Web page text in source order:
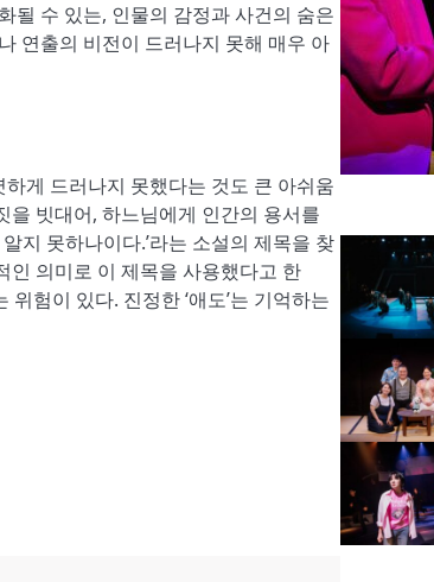
될 수 있는, 인물의 감정과 사건의 숨은
연출의 비전이 드러나지 못해 매우 아
게 드러나지 못했다는 것도 큰 아쉬움
을 빗대어, 하느님에게 인간의 용서를
지 못하나이다.’라는 소설의 제목을 찾
인 의미로 이 제목을 사용했다고 한
위험이 있다. 진정한‘애도’는 기억하는